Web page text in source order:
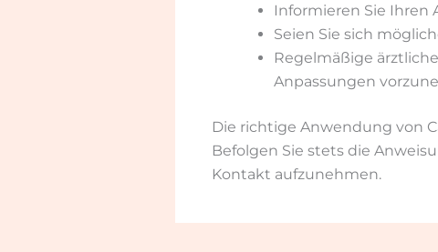
Informieren Sie Ihren
Seien Sie sich
Regelmäßige
Anpassungen
Die richtige Anwendung von
Befolgen Sie stets die
Kontakt aufzunehmen.